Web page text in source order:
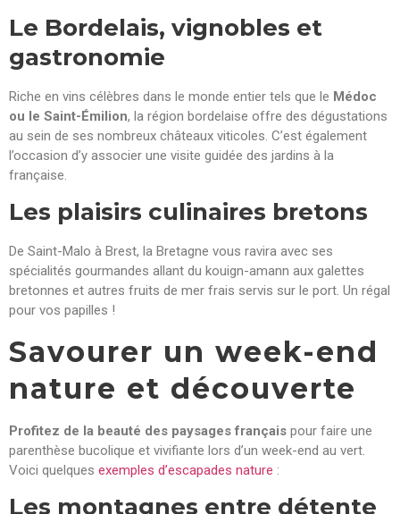
Le Bordelais, vignobles et
gastronomie
Riche en vins célèbres dans le monde entier tels que le Médoc
ou le Saint-Émilion, la région bordelaise offre des dégustations
au sein de ses nombreux châteaux viticoles. C’est également
l’occasion d’y associer une visite guidée des jardins à la
française.
Les plaisirs culinaires bretons
De Saint-Malo à Brest, la Bretagne vous ravira avec ses
spécialités gourmandes allant du kouign-amann aux galettes
bretonnes et autres fruits de mer frais servis sur le port. Un régal
pour vos papilles !
Savourer un week-end
nature et découverte
Profitez de la beauté des paysages français pour faire une
parenthèse bucolique et vivifiante lors d’un week-end au vert.
Voici quelques exemples d’escapades nature :
Les montagnes entre détente